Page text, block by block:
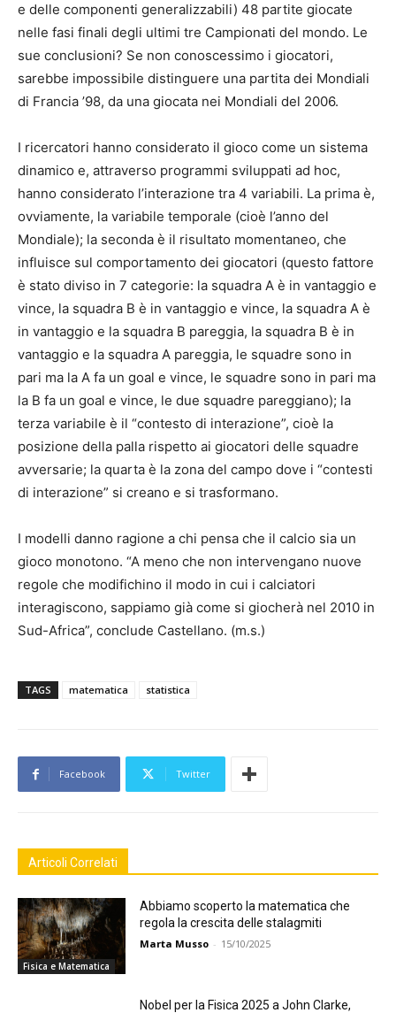
e delle componenti generalizzabili) 48 partite giocate
nelle fasi finali degli ultimi tre Campionati del mondo. Le
sue conclusioni? Se non conoscessimo i giocatori,
sarebbe impossibile distinguere una partita dei Mondiali
di Francia ’98, da una giocata nei Mondiali del 2006.
I ricercatori hanno considerato il gioco come un sistema
dinamico e, attraverso programmi sviluppati ad hoc,
hanno considerato l’interazione tra 4 variabili. La prima è,
ovviamente, la variabile temporale (cioè l’anno del
Mondiale); la seconda è il risultato momentaneo, che
influisce sul comportamento dei giocatori (questo fattore
è stato diviso in 7 categorie: la squadra A è in vantaggio e
vince, la squadra B è in vantaggio e vince, la squadra A è
in vantaggio e la squadra B pareggia, la squadra B è in
vantaggio e la squadra A pareggia, le squadre sono in
pari ma la A fa un goal e vince, le squadre sono in pari ma
la B fa un goal e vince, le due squadre pareggiano); la
terza variabile è il “contesto di interazione”, cioè la
posizione della palla rispetto ai giocatori delle squadre
avversarie; la quarta è la zona del campo dove i “contesti
di interazione” si creano e si trasformano.
I modelli danno ragione a chi pensa che il calcio sia un
gioco monotono. “A meno che non intervengano nuove
regole che modifichino il modo in cui i calciatori
interagiscono, sappiamo già come si giocherà nel 2010 in
Sud-Africa”, conclude Castellano. (m.s.)
TAGS matematica statistica
Facebook Twitter
Articoli Correlati
Fisica e Matematica
Abbiamo scoperto la matematica che
regola la crescita delle stalagmiti
Marta Musso - 15/10/2025
Nobel per la Fisica 2025 a John Clarke,